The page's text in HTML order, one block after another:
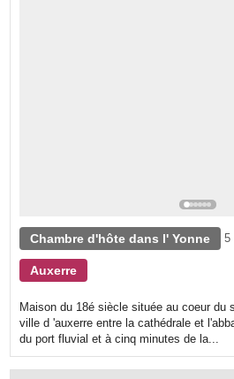
Chambre d'hôte dans l' Yonne 5
Auxerre
Maison du 18é siècle située au coeur du
ville d 'auxerre entre la cathédrale et
du port fluvial et à cinq minutes de la...